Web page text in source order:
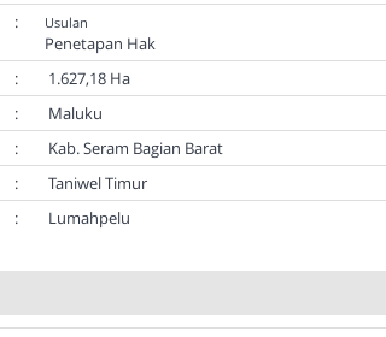
: Usulan
Penetapan Hak
:
1.627,18 Ha
:
Maluku
:
Kab. Seram Bagian Barat
:
Taniwel Timur
: Lumahpelu